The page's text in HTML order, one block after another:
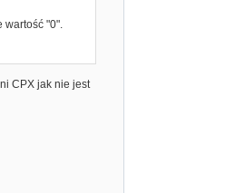
wartość "0".
CPX jak nie jest